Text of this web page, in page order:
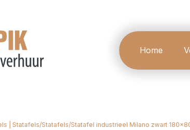
Home
| Statafels/Statafels/Statafel industrieel Milano zwart